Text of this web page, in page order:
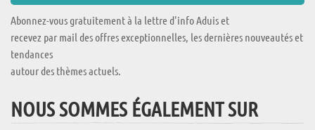
Abonnez-vous gratuitement à la lettre d'info Aduis et
recevez par mail des offres exceptionnelles, les dernières nouveautés et
tendances
autour des thèmes actuels.
NOUS SOMMES ÉGALEMENT SUR